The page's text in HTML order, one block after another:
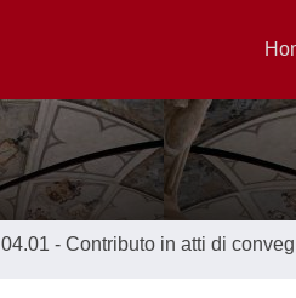
04.01 - Contributo in atti di